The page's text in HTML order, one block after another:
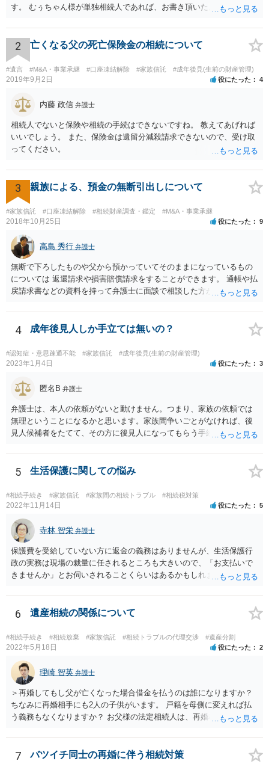
す。 むぅちゃん様が単独相続人であれば、お書き頂いたような方法で
相続人おられるということであれば、他の相続人との協議が必要とな
るところです。 また、当該点とは別にご主人から貸付ではなく贈与で
あると主張される可能性がございます。 その場合には、貸付であるこ
とを伺わせる事情をどれだけ積み重ねることが出来るか、というとこ
ろとなります。 返済の事実や、返済を約束するメール等です。 金額の
おく方が宜しいかと思います。 緊急という訳ではないかと思います
目に弁護士を入れられることを御検討頂くと良いかと思います。
2 亡くなる父の死亡保険金の相続について
#遺言 #M&A・事業承継 #口座凍結解除 #家族信託 #成年後見(生前の財産管理)
2019年9月2日 役にたった 4
内藤 政信 弁護士
相続人でないと保険や相続の手続はできないですね。 教えてあげれば
いいでしょう。 また、保険金は遺留分減殺請求できないので、受け取
ってください。
3 親族による、預金の無断引出しについて
#家族信託 #口座凍結解除 #相続財産調査・鑑定 #M&A・事業承継
2018年10月25日 役にたった 9
高島 秀行 弁護士
無断で下ろしたものや父から預かっていてそのままになっているもの
については 返還請求や損害賠償請求をすることができます。 通帳や払
戻請求書などの資料を持って弁護士に面談で相談した方がよいと思い
4 成年後見人しか手立ては無いの？
#認知症・意思疎通不能 #家族信託 #成年後見(生前の財産管理)
2023年1月4日 役にたった 3
匿名B 弁護士
弁護士は、本人の依頼がないと動けません。つまり、家族の依頼では
無理ということになるかと思います。家族間争いごとがなければ、後
見人候補者をたてて、その方に後見人になってもらう手続をすすめた
5 生活保護に関しての悩み
#相続手続き #家族信託 #家族間の相続トラブル #相続税対策
2022年11月14日 役にたった 5
寺林 智栄 弁護士
保護費を受給していない方に返金の義務はありませんが、生活保護行
政の実務は現場の裁量に任されるところも大きいので、「お支払いで
きませんか」とお伺いされることくらいはあるかもしれません。 通報
考えてご判断いただくのが良いと思います。
6 遺産相続の関係について
#相続手続き #相続放棄 #家族信託 #相続トラブルの代理交渉 #遺産分割
2022年5月18日 役にたった 2
理崎 智英 弁護士
＞再婚してもし父が亡くなった場合借金を払うのは誰になりますか？
ちなみに再婚相手にも2人の子供がいます。 戸籍を母側に変えれば払
う義務もなくなりますか？ お父様の法定相続人は、再婚相手とご相談
戸籍がどこにあるのかは関係ありません。 ただし、お父様が亡くなっ
たことを知ってから３か月以内に家庭裁判所にて「相続放棄」の手続
7 バツイチ同士の再婚に伴う相続対策